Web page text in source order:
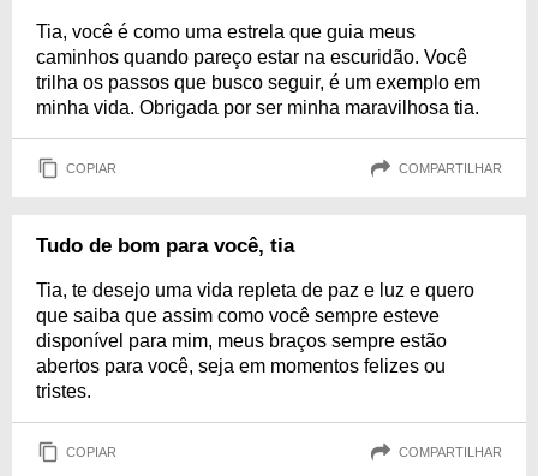
Tia, você é como uma estrela que guia meus
caminhos quando pareço estar na escuridão. Você
trilha os passos que busco seguir, é um exemplo em
minha vida. Obrigada por ser minha maravilhosa tia.
COPIAR COMPARTILHAR
Tudo de bom para você, tia
Tia, te desejo uma vida repleta de paz e luz e quero
que saiba que assim como você sempre esteve
disponível para mim, meus braços sempre estão
abertos para você, seja em momentos felizes ou
tristes.
COPIAR COMPARTILHAR